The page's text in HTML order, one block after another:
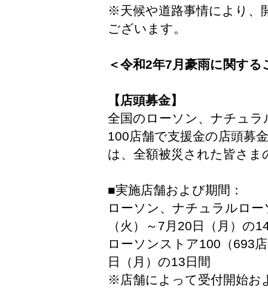
※天候や道路事情により、
ございます。
＜令和2年7月豪雨に関す
【店頭募金】
全国のローソン、ナチュ
100店舗で支援金の店頭募
は、全額被災された皆さ
■実施店舗および期間：
ローソン、ナチュラルロ
（火）～7月20日（月）の
ローソンストア100 （693
日（月）の13日間
※店舗によって受付開始お